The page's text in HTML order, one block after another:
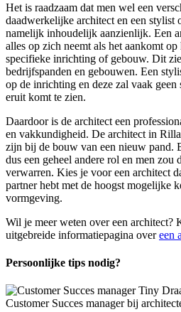
Het is raadzaam dat men wel een
daadwerkelijke architect en een stylist
namelijk inhoudelijk aanzienlijk. Een
alles op zich neemt als het aankomt op
specifieke inrichting of gebouw. Dit
bedrijfspanden en gebouwen. Een
op de inrichting en deze zal vaak geen
eruit komt te zien.
Daardoor is de architect een
en vakkundigheid. De architect in
zijn bij de bouw van een nieuw pand.
dus een geheel andere rol en men zou
verwarren. Kies je voor een architect
partner hebt met de hoogst mogelijke
vormgeving.
Wil je meer weten over een architect?
uitgebreide informatiepagina overeen
Persoonlijke tips nodig?
Customer Succes manager bij